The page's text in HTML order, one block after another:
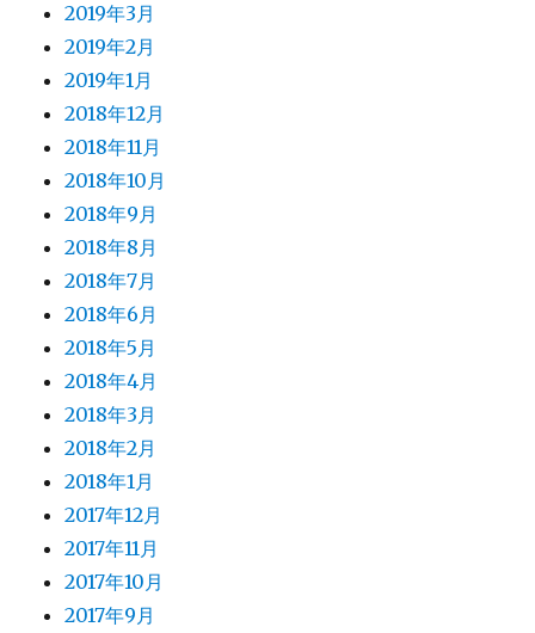
2019年3月
2019年2月
2019年1月
2018年12月
2018年11月
2018年10月
2018年9月
2018年8月
2018年7月
2018年6月
2018年5月
2018年4月
2018年3月
2018年2月
2018年1月
2017年12月
2017年11月
2017年10月
2017年9月